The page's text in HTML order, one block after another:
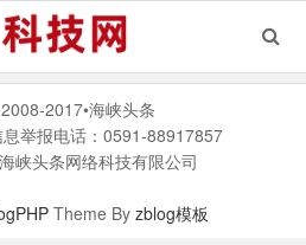
2017•海峡头条
举报电话：0591-88917857
峡头条网络科技有限公司
Theme Byzblog模板